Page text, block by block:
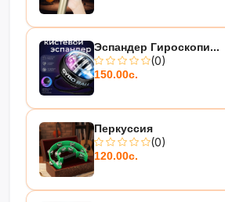
Эспандер Гироскопи...
(0)
150.00с.
Перкуссия
(0)
120.00с.